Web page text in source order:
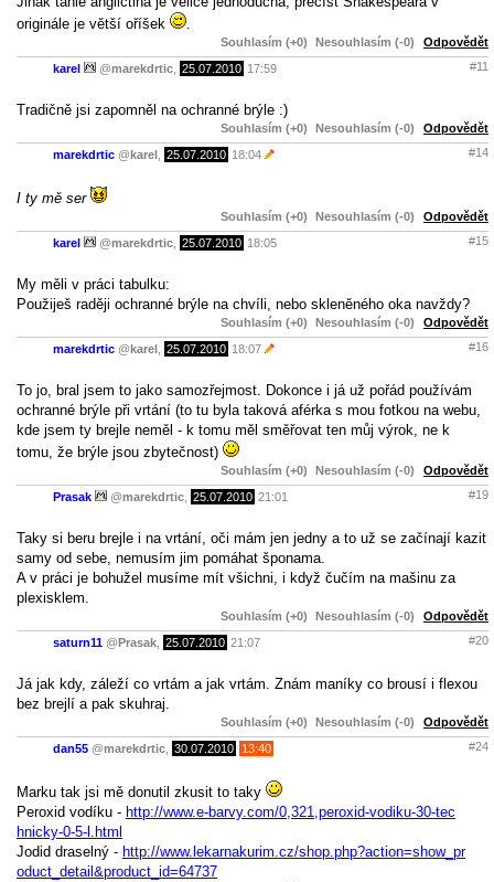
originále je větší oříšek
Souhlasím (+0) Nesouhlasím (-0) Odpovědět
karel @marekdrtic 25.07.2010 17:59 #11
Tradičně jsi zapomněl na ochranné brýle :)
Souhlasím (+0) Nesouhlasím (-0) Odpovědět
marekdrtic @karel 25.07.2010 18:04 #14
I ty mě ser
Souhlasím (+0) Nesouhlasím (-0) Odpovědět
karel @marekdrtic 25.07.2010 18:05 #15
My měli v práci tabulku:
Použiješ raději ochranné brýle na chvíli, nebo skleněného oka navždy?
Souhlasím (+0) Nesouhlasím (-0) Odpovědět
marekdrtic @karel 25.07.2010 18:07 #16
To jo, bral jsem to jako samozřejmost. Dokonce i já už pořád používám
ochranné brýle při vrtání (to tu byla taková aférka s mou fotkou na webu,
kde jsem ty brejle neměl - k tomu měl směřovat ten můj výrok, ne k
tomu, že brýle jsou zbytečnost)
Souhlasím (+0) Nesouhlasím (-0) Odpovědět
Prasak @marekdrtic 25.07.2010 21:01 #19
Taky si beru brejle i na vrtání, oči mám jen jedny a to už se začínají kazit
samy od sebe, nemusím jim pomáhat šponama.
A v práci je bohužel musíme mít všichni, i když čučím na mašinu za
plexisklem.
Souhlasím (+0) Nesouhlasím (-0) Odpovědět
saturn11 @Prasak 25.07.2010 21:07 #20
Já jak kdy, záleží co vrtám a jak vrtám. Znám maníky co brousí i flexou
bez brejlí a pak skuhraj.
Souhlasím (+0) Nesouhlasím (-0) Odpovědět
dan55 @marekdrtic 30.07.2010 13:40 #24
Marku tak jsi mě donutil zkusit to taky
Peroxid vodíku - http://www.e-barvy.com/0,321,peroxid-vodiku-30-tec
hnicky-0-5-l.html
Jodid draselný - http://www.lekarnakurim.cz/shop.php?action=show_pr
oduct_detail&product_id=64737